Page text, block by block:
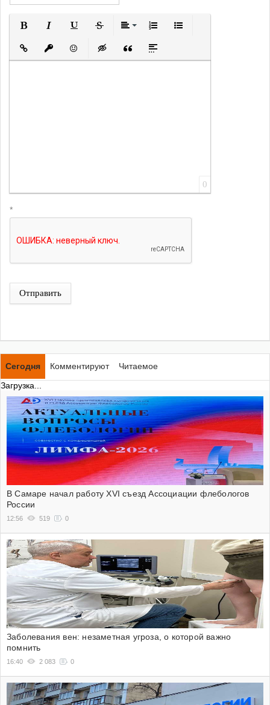
Вставить ссылку
Вставить защищенную ссылку
Вставить смайлик
Вставка скрытого текста
Вставка цитаты
Вставка спойлера
0
*
Отправить
Сегодня Комментируют
Читаемое
Загрузка...
В Самаре начал работу XVI съезд Ассоциации флебологов
России
12:56 519 0
Заболевания вен: незаметная угроза, о которой важно
помнить
16:40 2 083 0